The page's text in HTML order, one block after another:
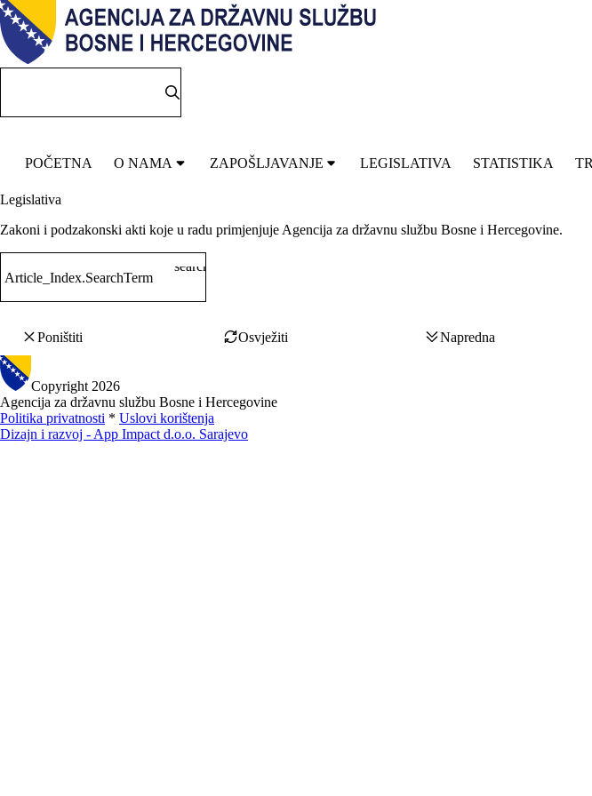
POČETNA O NAMA ZAPOŠLJAVANJE LEGISLATIVA STATISTIKA
Legislativa
Zakoni i podzakonski akti koje u radu primjenjuje Agencija za državnu službu Bosne i Hercegovine.
Article_Index.SearchTerm
search
Poništiti Osvježiti Napredna
Copyright 2026
Agencija za državnu službu Bosne i Hercegovine
Politika privatnosti * Uslovi korištenja
Dizajn i razvoj - App Impact d.o.o. Sarajevo